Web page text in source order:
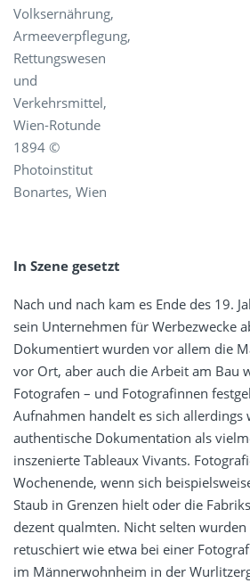
Volksernährung,
Armeeverpflegung,
Rettungswesen
und
Verkehrsmittel,
Wien-Rotunde
1894 ©
Photoinstitut
Bonartes, Wien
In Szene gesetzt
Nach und nach kam es Ende des 19.
sein Unternehmen für Werbezwecke
Dokumentiert wurden vor allem die
vor Ort, aber auch die Arbeit am Bau
Fotografen – und Fotografinnen
Aufnahmen handelt es sich allerdings
authentische Dokumentation als
inszenierte Tableaux Vivants.
Wochenende, wenn sich
Staub in Grenzen hielt oder die
dezent qualmten. Nicht selten
retuschiert wie etwa bei einer
im Männerwohnheim in der